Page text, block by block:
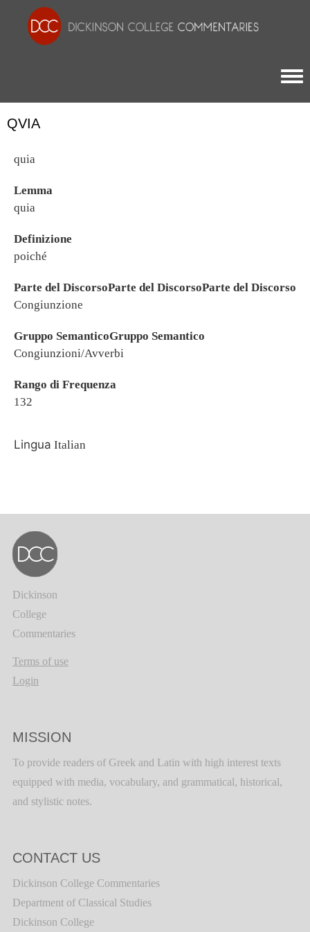
QVIA
quia
Lemma
quia
Definizione
poiché
Parte del DiscorsoParte del DiscorsoParte del Discorso
Congiunzione
Gruppo SemanticoGruppo Semantico
Congiunzioni/Avverbi
Rango di Frequenza
132
Lingua Italian
Dickinson
College
Commentaries
Terms of use
Login
MISSION
To provide readers of Greek and Latin with high interest texts
equipped with media, vocabulary, and grammatical, historical,
and stylistic notes.
CONTACT US
Dickinson College Commentaries
Department of Classical Studies
Dickinson College